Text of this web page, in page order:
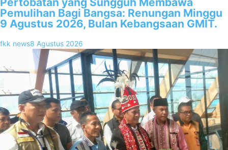
Pemulihan Bagi Bangsa: Renungan Minggu
9 Agustus 2026, Bulan Kebangsaan GMIT.
fkk news8 Agustus 2026